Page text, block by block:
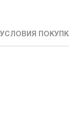
УСЛОВИЯ